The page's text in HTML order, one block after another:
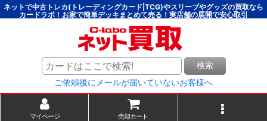
ネットで中古トレカ(トレーディングカード|TCG)やスリーブやグッズの買取なら
カードラボ！お家で簡単デッキまとめて売る！実店舗の展開で安心取引
検索
ご依頼後にメールが届いていないお客様へ
マイページ 売却カート